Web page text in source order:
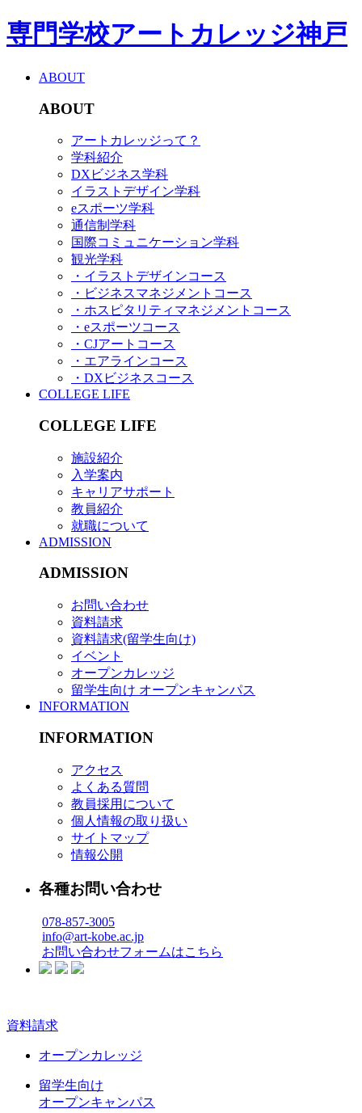
専門学校アートカレッジ神戸
ABOUT
ABOUT
アートカレッジって？
学科紹介
DXビジネス学科
イラストデザイン学科
eスポーツ学科
通信制学科
国際コミュニケーション学科
観光学科
・イラストデザインコース
・ビジネスマネジメントコース
・ホスピタリティマネジメントコース
・eスポーツコース
・CJアートコース
・エアラインコース
・DXビジネスコース
COLLEGE LIFE
COLLEGE LIFE
施設紹介
入学案内
キャリアサポート
教員紹介
就職について
ADMISSION
ADMISSION
お問い合わせ
資料請求
資料請求(留学生向け)
イベント
オープンカレッジ
留学生向け オープンキャンパス
INFORMATION
INFORMATION
アクセス
よくある質問
教員採用について
個人情報の取り扱い
サイトマップ
情報公開
各種お問い合わせ
078-857-3005
info@art-kobe.ac.jp
お問い合わせフォームはこちら
資料請求
オープンカレッジ
留学生向け
オープンキャンパス